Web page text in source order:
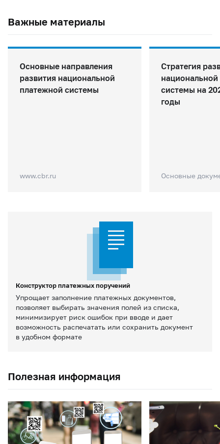
Важные материалы
Основные направления
развития национальной
платежной системы
www.cbr.ru
Стратегия
системы на
годы
Основные
Конструктор платежных поручений
Упрощает заполнение платежных документов,
позволяет выбирать значения полей из списка,
минимизирует риск ошибок при вводе и дает
возможность распечатать или сохранить документ
в удобном формате
Полезная информация